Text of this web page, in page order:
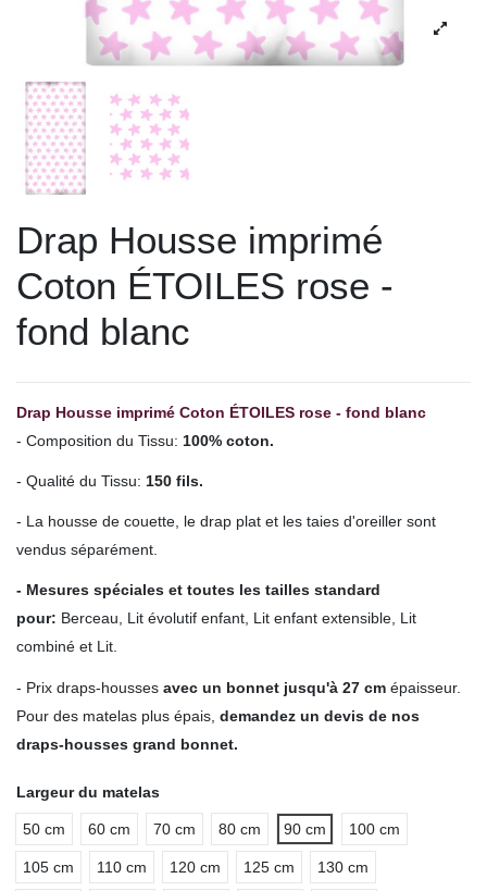
Drap Housse imprimé
Coton ÉTOILES rose -
fond blanc
Drap Housse imprimé Coton ÉTOILES rose - fond blanc
- Composition du Tissu: 100% coton.
- Qualité du Tissu: 150 fils.
- La housse de couette, le drap plat et les taies d'oreiller sont
vendus séparément.
- Mesures spéciales et toutes les tailles standard
pour: Berceau, Lit évolutif enfant, Lit enfant extensible, Lit
combiné et Lit.
- Prix draps-housses avec un bonnet jusqu'à 27 cm épaisseur.
Pour des matelas plus épais, demandez un devis de nos
draps-housses grand bonnet.
Largeur du matelas
50 cm 60 cm 70 cm 80 cm 90 cm 100 cm
105 cm 110 cm 120 cm 125 cm 130 cm